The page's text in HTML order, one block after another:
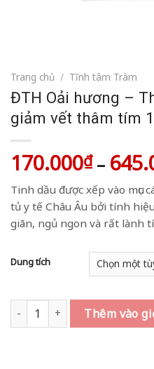
Trang chủ / Tĩnh tâm Tràm
ĐTH Oải hương –
giảm vết thâm tím
170.000₫ –
Tinh dầu được xếp vào mục
tủ y tế Châu Âu bởi tính
giãn, ngủ ngon và rất lành
Dung tích
ĐTH Oải hương - Thư giãn,
Thêm vào